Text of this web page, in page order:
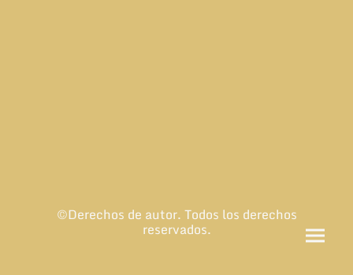
©Derechos de autor. Todos los derechos
reservados.